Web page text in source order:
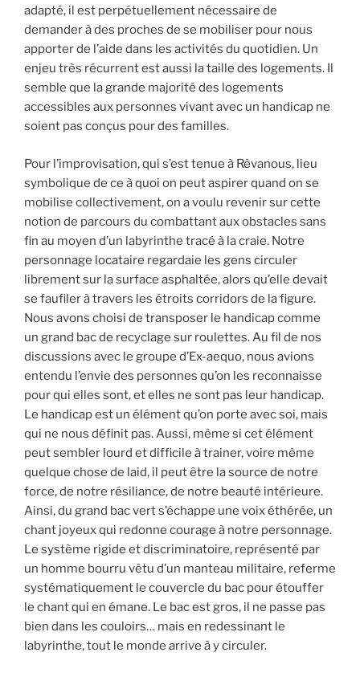
adapté, il est perpétuellement nécessaire de
demander à des proches de se mobiliser pour nous
apporter de l’aide dans les activités du quotidien. Un
enjeu très récurrent est aussi la taille des logements. Il
semble que la grande majorité des logements
accessibles aux personnes vivant avec un handicap ne
soient pas conçus pour des familles.
Pour l’improvisation, qui s’est tenue à Rêvanous, lieu
symbolique de ce à quoi on peut aspirer quand on se
mobilise collectivement, on a voulu revenir sur cette
notion de parcours du combattant aux obstacles sans
fin au moyen d’un labyrinthe tracé à la craie. Notre
personnage locataire regardaie les gens circuler
librement sur la surface asphaltée, alors qu’elle devait
se faufiler à travers les étroits corridors de la figure.
Nous avons choisi de transposer le handicap comme
un grand bac de recyclage sur roulettes. Au fil de nos
discussions avec le groupe d’Ex-aequo, nous avions
entendu l’envie des personnes qu’on les reconnaisse
pour qui elles sont, et elles ne sont pas leur handicap.
Le handicap est un élément qu’on porte avec soi, mais
qui ne nous définit pas. Aussi, même si cet élément
peut sembler lourd et difficile à trainer, voire même
quelque chose de laid, il peut être la source de notre
force, de notre résiliance, de notre beauté intérieure.
Ainsi, du grand bac vert s’échappe une voix éthérée, un
chant joyeux qui redonne courage à notre personnage.
Le système rigide et discriminatoire, représenté par
un homme bourru vêtu d’un manteau militaire, referme
systématiquement le couvercle du bac pour étouffer
le chant qui en émane. Le bac est gros, il ne passe pas
bien dans les couloirs… mais en redessinant le
labyrinthe, tout le monde arrive à y circuler.